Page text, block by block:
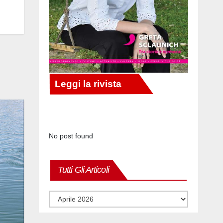
No post found
Tutti Gli Articoli
Tutti
articoli